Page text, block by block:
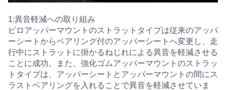
1:異音軽減への取り組み
ピロアッパーマウントのストラットタイプは従来のアッパ
ーシートからベアリング付のアッパーシートへ変更し、走
行中にストラットに掛かるねじれによる異音を軽減させる
ことに成功。また、強化ゴムアッパーマウントのストラッ
トタイプは、アッパーシートとアッパーマウントの間にス
ラストベアリングを入れることで異音を軽減させていま